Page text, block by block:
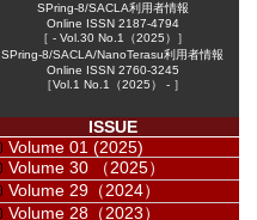
SPring-8/SACLA利用者情報
Online ISSN 2187-4794
［ - Vol.30 No.1（2025）］
SPring-8/SACLA/NanoTerasu利用者情報
Online ISSN 2760-3245
［Vol.1 No.1（2025） - ］
ISSUE
Volume 01 (2025)
Volume 30 （2025）
Volume 29（2024）
Volume 28（2023）